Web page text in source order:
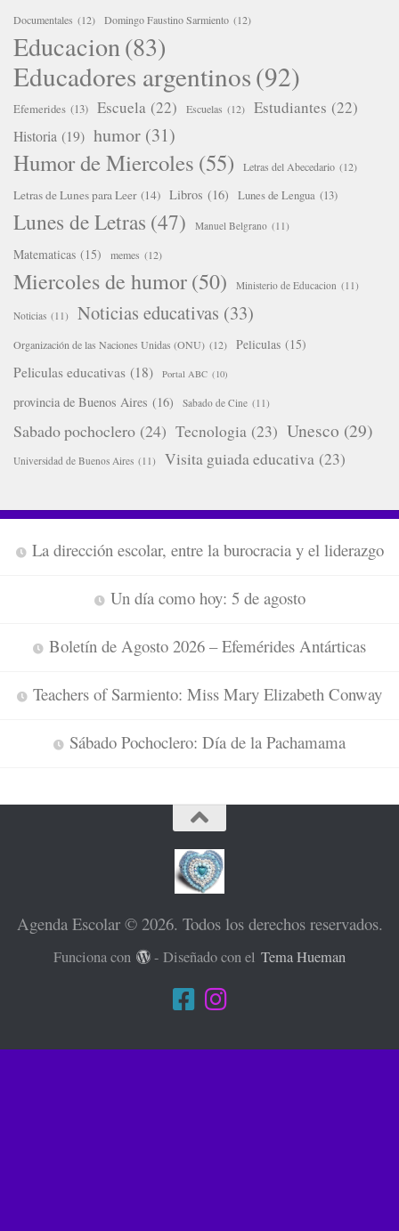
Documentales (12) Domingo Faustino Sarmiento (12)
Educacion(83)
Educadores argentinos(92)
Efemerides (13) Escuela (22) Escuelas (12) Estudiantes (22)
Historia (19) humor (31)
Humor de Miercoles (55) Letras del Abecedario (12)
Letras de Lunes para Leer (14) Libros (16) Lunes de Lengua (13)
Lunes de Letras (47) Manuel Belgrano (11)
Matematicas (15) memes (12)
Miercoles de humor(50) Ministerio de Educacion (11)
Noticias (11) Noticias educativas (33)
Organización de las Naciones Unidas (ONU) (12) Peliculas (15)
Peliculas educativas (18) Portal ABC (10)
provincia de Buenos Aires (16) Sabado de Cine (11)
Sabado pochoclero (24) Tecnologia (23) Unesco (29)
Universidad de Buenos Aires (11) Visita guiada educativa (23)
La dirección escolar, entre la burocracia y el liderazgo
Un día como hoy: 5 de agosto
Boletín de Agosto 2026 – Efemérides Antárticas
Teachers of Sarmiento: Miss Mary Elizabeth Conway
Sábado Pochoclero: Día de la Pachamama
Agenda Escolar © 2026. Todos los derechos reservados.
Funciona con - Diseñado con elTema Hueman